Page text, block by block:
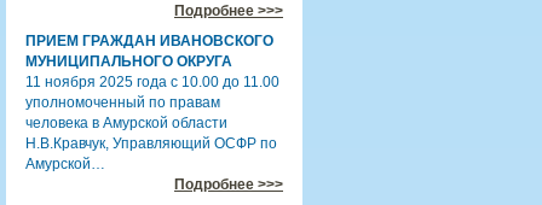
Подробнее >>>
ПРИЕМ ГРАЖДАН ИВАНОВСКОГО
МУНИЦИПАЛЬНОГО ОКРУГА
11 ноября 2025 года с 10.00 до 11.00
уполномоченный по правам
человека в Амурской области
Н.В.Кравчук, Управляющий ОСФР по
Амурской…
Подробнее >>>